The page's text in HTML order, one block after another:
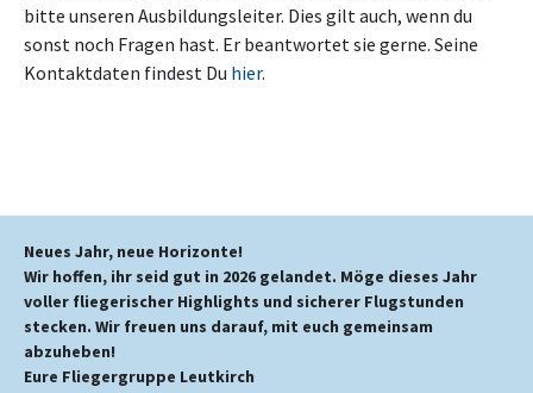
bitte unseren Ausbildungsleiter. Dies gilt auch, wenn du
sonst noch Fragen hast. Er beantwortet sie gerne. Seine
Kontaktdaten findest Du hier.
Neues Jahr, neue Horizonte!
Wir hoffen, ihr seid gut in 2026 gelandet. Möge dieses Jahr
voller fliegerischer Highlights und sicherer Flugstunden
stecken. Wir freuen uns darauf, mit euch gemeinsam
abzuheben!
Eure Fliegergruppe Leutkirch